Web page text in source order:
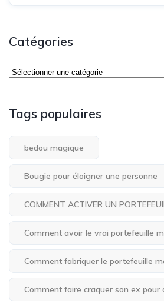
Catégories
Tags populaires
bedou magique
Bougie pour éloigner une personne
COMMENT ACTIVER UN
Comment avoir le vrai portefeuille
Comment fabriquer le portefeuille
Comment faire craquer son ex pour